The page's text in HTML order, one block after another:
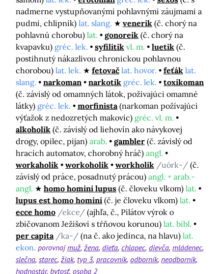
nadmerne vystupňovanými pohlavnými záujmami a
pudmi, chlipník) lat. slang. venerik (č. chorý na
pohlavnú chorobu) lat. gonoreik (č. chorý na
kvapavku) gréc. lek. syfilitik vl. m. luetik (č.
postihnutý nákazlivou chronickou pohlavnou
chorobou) lat. lek. fetovač lat. hovor. feťák lat.
slang.
narkoman narkotik gréc. lek.
toxikoman
(č. závislý od omamných látok, požívajúci omamné
látky) gréc. lek. morfinista (narkoman požívajúci
výťažok z nedozretých makovíc) gréc. vl. m.
alkoholik (č. závislý od liehovín ako návykovej
drogy, opilec, pijan) arab. gambler (č. závislý od
hracích automatov, chorobný hráč) angl.
workaholik
workoholik workholik /uórk-/ (č.
závislý od práce, posadnutý prácou) angl. + arab.-
angl.
homo homini lupus (č. človeku vlkom) lat.
lupus est homo homini (č. je človeku vlkom) lat.
ecce homo /ekce/ (ajhľa, č., Pilátov výrok o
zbičovanom Ježišovi s tŕňovou korunou) lat. bibl.
per capita /ka-/ (na č. ako jedinca, na hlavu) lat.
ekon. porovnajmuž žena dieťa chlapec dievča mládenec
slečna starec žiak typ 3 pracovník odborník neodborník
hodnostár bytosť osoba 2